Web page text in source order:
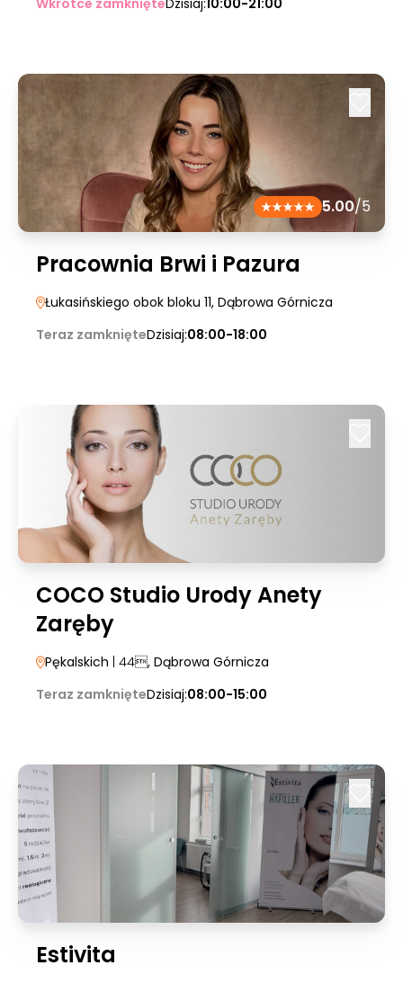
Wkrótce zamknięteDzisiaj:10:00-21:00
5.00/5
Pracownia Brwi i Pazura
Łukasińskiego obok bloku 11, Dąbrowa Górnicza
Teraz zamknięteDzisiaj:08:00-18:00
COCO Studio Urody Anety
Zaręby
Pękalskich | 44, Dąbrowa Górnicza
Teraz zamknięteDzisiaj:08:00-15:00
Estivita